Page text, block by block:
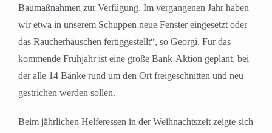
Baumaßnahmen zur Verfügung. Im vergangenen Jahr haben
wir etwa in unserem Schuppen neue Fenster eingesetzt oder
das Raucherhäuschen fertiggestellt“, so Georgi. Für das
kommende Frühjahr ist eine große Bank-Aktion geplant, bei
der alle 14 Bänke rund um den Ort freigeschnitten und neu
gestrichen werden sollen.
Beim jährlichen Helferessen in der Weihnachtszeit zeigte sich